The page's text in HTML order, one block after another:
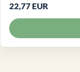
22,77 EUR